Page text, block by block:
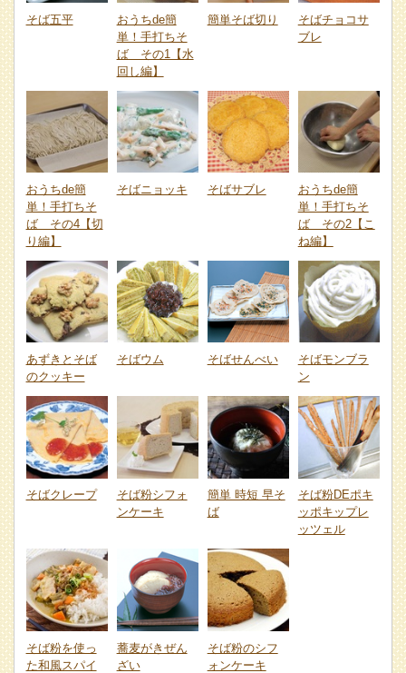
そば五平
おうちde簡
単！手打ちそ
ば その1【水
回し編】
簡単そば切り
そばチョコサ
ブレ
おうちde簡
単！手打ちそ
ば その4【切
り編】
そばニョッキ そばサブレ
おうちde簡
単！手打ちそ
ば その2【こ
ね編】
あずきとそば
のクッキー
そばウム そばせんべい
そばモンブラ
ン
そばクレープ
そば粉シフォ
ンケーキ
簡単 時短 早そ
ば
そば粉DEポキ
ッポキップレ
ッツェル
そば粉を使っ
た和風スパイ
蕎麦がきぜん
ざい
そば粉のシフ
ォンケーキ